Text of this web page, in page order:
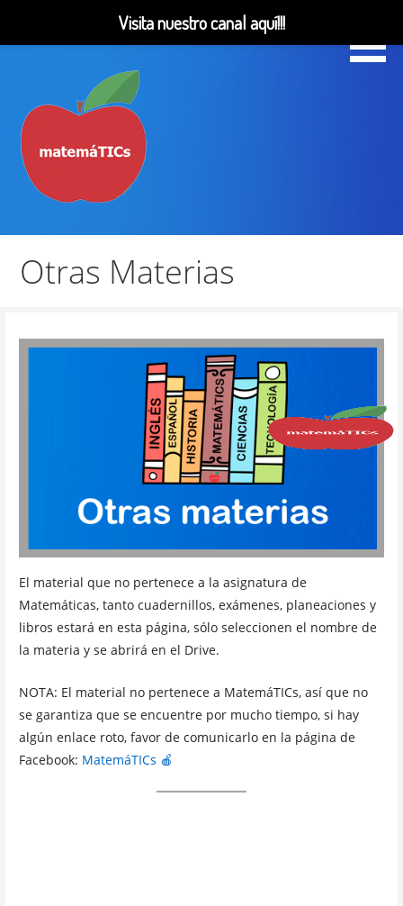
contenido
MatemáTICs
Otras Materias
El material que no pertenece a la asignatura de
Matemáticas, tanto cuadernillos, exámenes, planeaciones y
libros estará en esta página, sólo seleccionen el nombre de
la materia y se abrirá en el Drive.
NOTA: El material no pertenece a MatemáTICs, así que no
se garantiza que se encuentre por mucho tiempo, si hay
algún enlace roto, favor de comunicarlo en la página de
Facebook: MatemáTICs 🍎
Visita nuestro canal aquí!!!